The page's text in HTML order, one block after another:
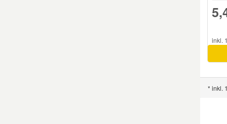
inkl.
* inkl.